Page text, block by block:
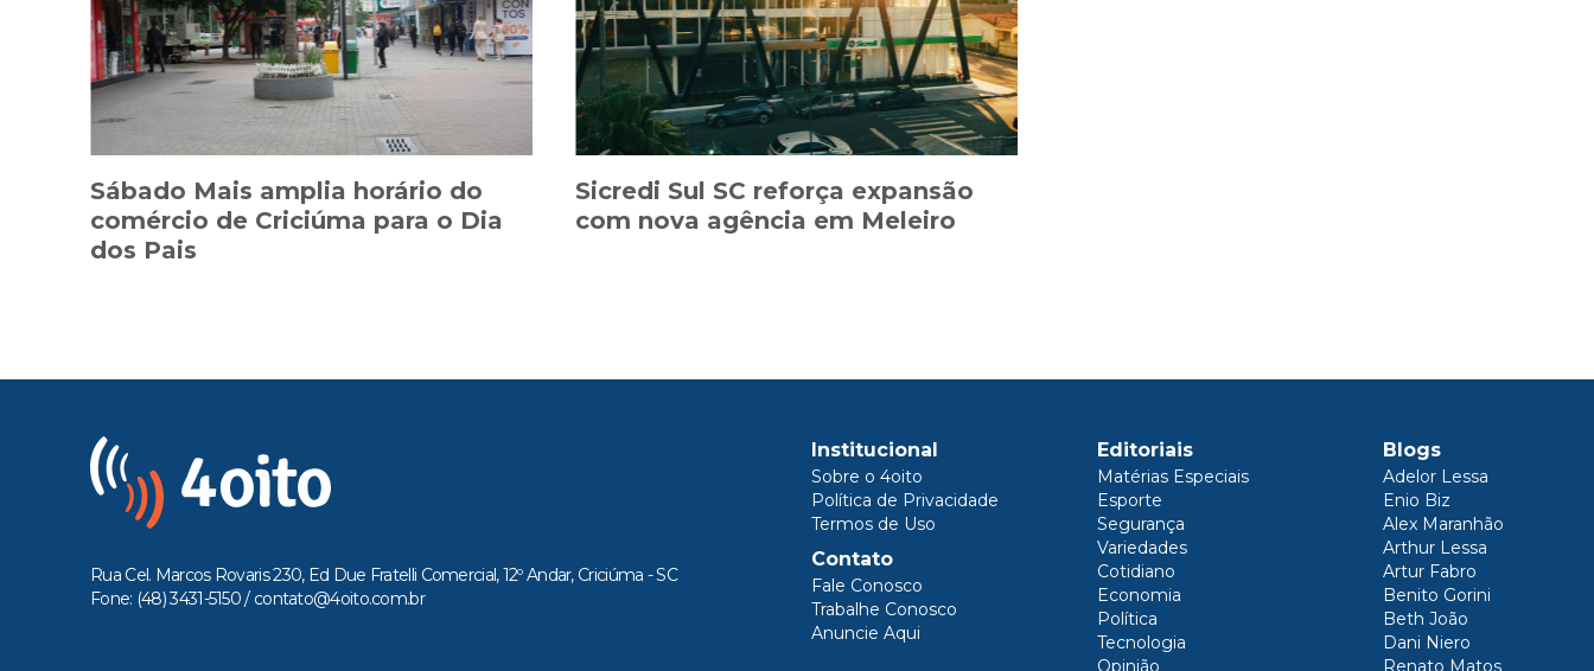
Sábado Mais amplia horário do
comércio de Criciúma para o Dia
dos Pais
Sicredi Sul SC reforça expansão
com nova agência em Meleiro
Rua Cel. Marcos Rovaris 230, Ed Due Fratelli Comercial, 12º Andar, Criciúma - SC
Fone: (48) 3431-5150 / contato@4oito.com.br
Institucional
Sobre o 4oito
Política de Privacidade
Termos de Uso
Contato
Fale Conosco
Trabalhe Conosco
Anuncie Aqui
Editoriais
Matérias Especiais
Esporte
Segurança
Variedades
Cotidiano
Economia
Política
Tecnologia
Opinião
Blogs
Adelor Lessa
Enio Biz
Alex Maranhão
Arthur Lessa
Artur Fabro
Benito Gorini
Beth João
Dani Niero
Renato Matos